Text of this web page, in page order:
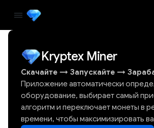
Kryptex Miner
Скачайте → Запускайте →
Приложение автоматически
оборудование, выбирает самый
алгоритм и переключает монеты в
времени, чтобы максимизировать